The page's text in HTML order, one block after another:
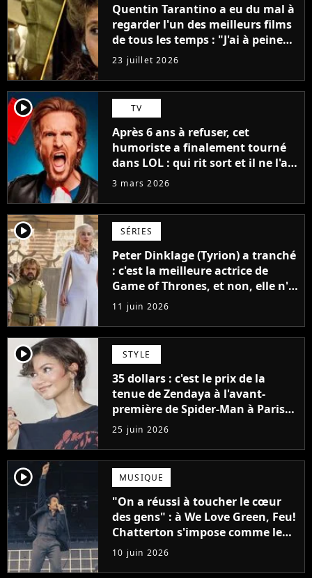
Quentin Tarantino a eu du mal à
regarder l'un des meilleurs films
de tous les temps : "J'ai à peine
réussi à aller jusqu'au générique
de fin"
23 juillet 2026
player2 TV
Après 6 ans à refuser, cet
humoriste a finalement tourné
dans LOL : qui rit sort et il ne l'a
pas fait pour l'argent, "J'ai
3 mars 2026
player2 SÉRIES
Peter Dinklage (Tyrion) a tranché
: c'est la meilleure actrice de
Game of Thrones, et non, elle n'a
pas joué Daenerys
11 juin 2026
player2 STYLE
35 dollars : c'est le prix de la
tenue de Zendaya à l'avant-
première de Spider-Man à Paris,
"Le style n'a pas besoin de coûter
une fortune"
25 juin 2026
player2 MUSIQUE
"On a réussi à toucher le cœur
des gens" : à We Love Green, Feu!
Chatterton s'impose comme le
groupe rock français de sa
génération
10 juin 2026